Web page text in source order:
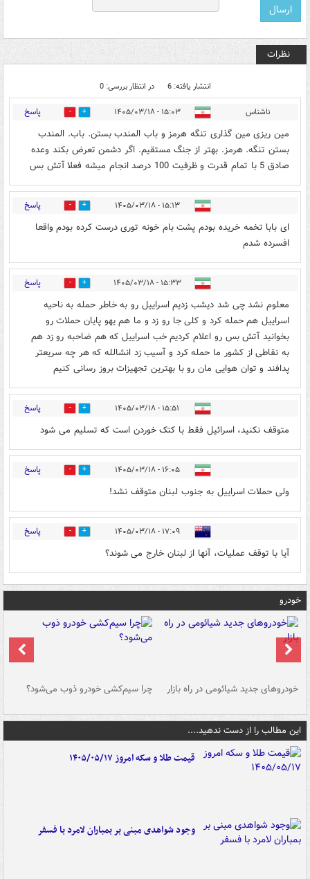
نظرات
انتشار یافته: 6 در انتظار بررسی: 0
ناشناس ۱۵:۰۳ - ۱۴۰۵/۰۳/۱۸ 1 پاسخ
مین ریزی مین گذاری تنگه هرمز و باب المندب بستن. باب. المندب
بستن تنگه. هرمز. بهتر از جنگ مستقیم. اگر دشمن تعرض بکند وعده
صادق 5 با تمام قدرت و ظرفیت 100 درصد انجام میشه فعلا آتش بس
۱۵:۱۳ - ۱۴۰۵/۰۳/۱۸ 1 پاسخ
ای بابا تخمه خریده بودم پشت بام خونه توری درست کرده بودم واقعا
افسرده شدم
۱۵:۳۳ - ۱۴۰۵/۰۳/۱۸ 1 پاسخ
معلوم نشد چی شد دیشب زدیم اسراییل رو به خاطر حمله به ناحیه
اسراییل هم حمله کرد و کلی جا رو زد و ما هم یهو پایان حملات رو
بخوانید آتش بس رو اعلام کردیم خب اسراییل که هم ضاحبه رو زد هم
به نقاطی از کشور ما حمله کرد و آسیب زد انشالله که هر چه سریعتر
پدافند و توان هوایی مان رو با بهترین تجهیزات بروز رسانی کنیم
۱۵:۵۱ - ۱۴۰۵/۰۳/۱۸ 2 پاسخ
متوقف نکنید، اسرائیل فقط با کتک خوردن است که تسلیم می شود
۱۶:۰۵ - ۱۴۰۵/۰۳/۱۸ 1 پاسخ
ولی حملات اسراییل به جنوب لبنان متوقف نشد!
۱۷:۰۹ - ۱۴۰۵/۰۳/۱۸ 1 پاسخ
آيا با توقف عمليات، آنها از لبنان خارج می شوند؟
خودرو
خودروهای جدید شیائومی در راه بازار چرا سیم‌کشی خودرو ذوب می‌شود؟
این مطالب را از دست ندهید....
قیمت طلا و سکه امروز ۱۴۰۵/۰۵/۱۷
وجود شواهدی مبنی بر بمباران لامرد با فسفر